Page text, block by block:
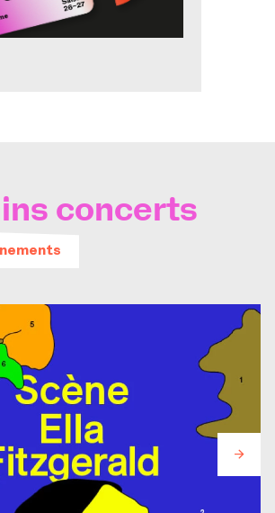
concerts